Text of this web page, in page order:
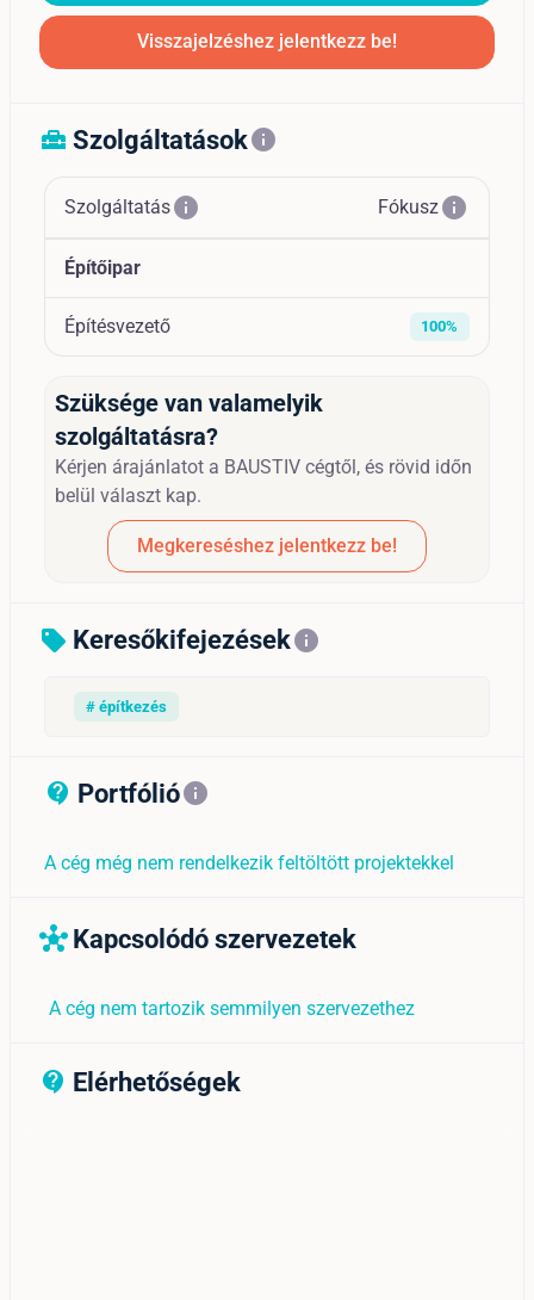
Visszajelzéshez jelentkezz be!
home_repair_service Szolgáltatásokinfo
Szolgáltatásinfo Fókuszinfo
Építőipar
Építésvezető 100%
Szüksége van valamelyik
szolgáltatásra?
Kérjen árajánlatot a BAUSTIV cégtől, és rövid időn
belül választ kap.
Megkereséshez jelentkezz be!
sell Keresőkifejezésekinfo
# építkezés
contact_support_outline
Portfólióinfo
A cég még nem rendelkezik feltöltött projektekkel
hub Kapcsolódó szervezetek
A cég nem tartozik semmilyen szervezethez
contact_support_outline
Elérhetőségek